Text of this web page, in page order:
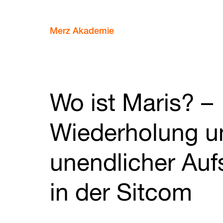
Merz Akademie
Wo ist Maris? –
Wiederholung
unendlicher
in der Sitcom